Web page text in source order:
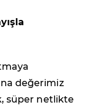
değerimiz
süper netlikte